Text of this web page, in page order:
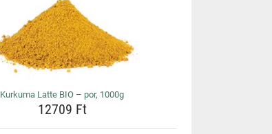
Kurkuma Latte BIO – por, 1000g
12709 Ft